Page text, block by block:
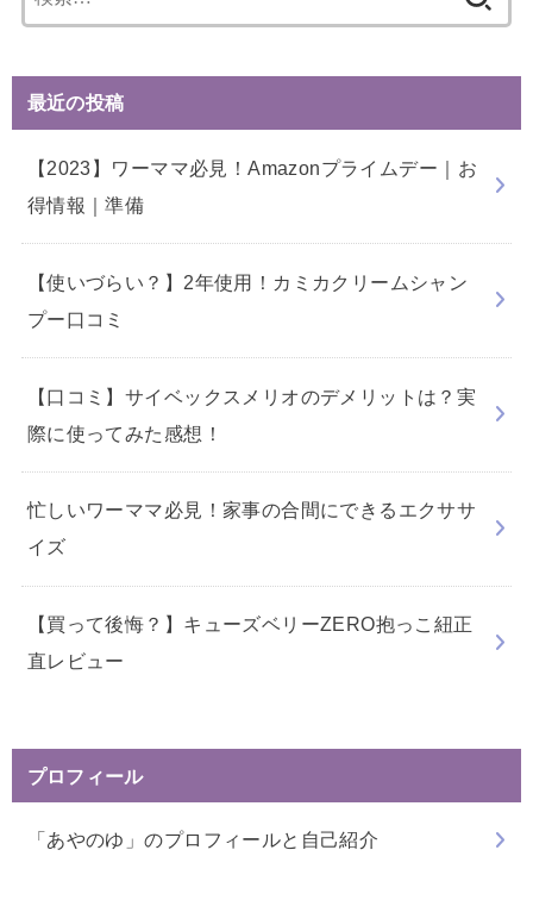
索:
最近の投稿
【2023】ワーママ必見！Amazonプライムデー｜お
得情報｜準備
【使いづらい？】2年使用！カミカクリームシャン
プー口コミ
【口コミ】サイベックスメリオのデメリットは？実
際に使ってみた感想！
忙しいワーママ必見！家事の合間にできるエクササ
イズ
【買って後悔？】キューズベリーZERO抱っこ紐正
直レビュー
プロフィール
「あやのゆ」のプロフィールと自己紹介